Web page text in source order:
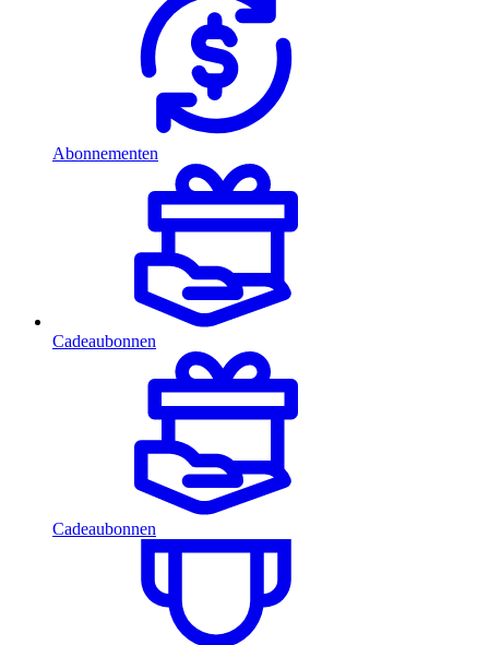
Abonnementen
Cadeaubonnen
Cadeaubonnen